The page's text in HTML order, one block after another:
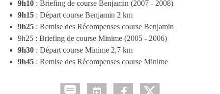
9h10 : Briefing de course Benjamin (2007 - 2008)
9h15 : Départ course Benjamin 2 km
9h25 : Remise des Récompenses course Benjamin
9h25 : Briefing de course Minime (2005 - 2006)
9h30 : Départ course Minime 2,7 km
9h45 : Remise des Récompenses course Minime